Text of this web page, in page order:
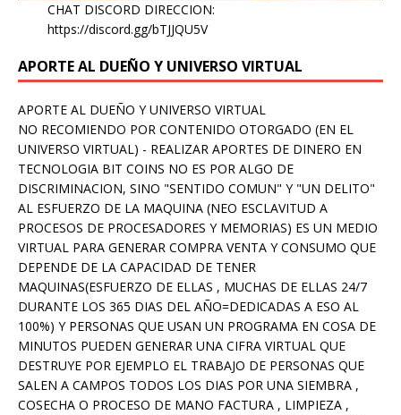
CHAT DISCORD DIRECCION:
https://discord.gg/bTJJQU5V
APORTE AL DUEÑO Y UNIVERSO VIRTUAL
APORTE AL DUEÑO Y UNIVERSO VIRTUAL
NO RECOMIENDO POR CONTENIDO OTORGADO (EN EL
UNIVERSO VIRTUAL) - REALIZAR APORTES DE DINERO EN
TECNOLOGIA BIT COINS NO ES POR ALGO DE
DISCRIMINACION, SINO "SENTIDO COMUN" Y "UN DELITO"
AL ESFUERZO DE LA MAQUINA (NEO ESCLAVITUD A
PROCESOS DE PROCESADORES Y MEMORIAS) ES UN MEDIO
VIRTUAL PARA GENERAR COMPRA VENTA Y CONSUMO QUE
DEPENDE DE LA CAPACIDAD DE TENER
MAQUINAS(ESFUERZO DE ELLAS , MUCHAS DE ELLAS 24/7
DURANTE LOS 365 DIAS DEL AÑO=DEDICADAS A ESO AL
100%) Y PERSONAS QUE USAN UN PROGRAMA EN COSA DE
MINUTOS PUEDEN GENERAR UNA CIFRA VIRTUAL QUE
DESTRUYE POR EJEMPLO EL TRABAJO DE PERSONAS QUE
SALEN A CAMPOS TODOS LOS DIAS POR UNA SIEMBRA ,
COSECHA O PROCESO DE MANO FACTURA , LIMPIEZA ,